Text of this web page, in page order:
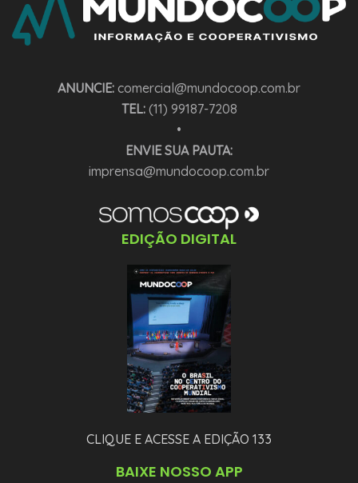
ANUNCIE: comercial@mundocoop.com.br
TEL:(11) 99187-7208
•
ENVIE SUA PAUTA:
imprensa@mundocoop.com.br
EDIÇÃO DIGITAL
CLIQUE E ACESSE A EDIÇÃO 133
BAIXE NOSSO APP